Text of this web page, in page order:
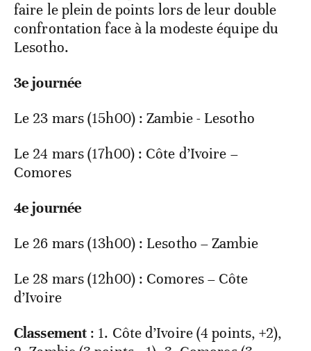
faire le plein de points lors de leur double
confrontation face à la modeste équipe du
Lesotho.
3e journée
Le 23 mars (15h00) : Zambie - Lesotho
Le 24 mars (17h00) : Côte d’Ivoire –
Comores
4e journée
Le 26 mars (13h00) : Lesotho – Zambie
Le 28 mars (12h00) : Comores – Côte
d’Ivoire
Classement : 1. Côte d’Ivoire (4 points, +2),